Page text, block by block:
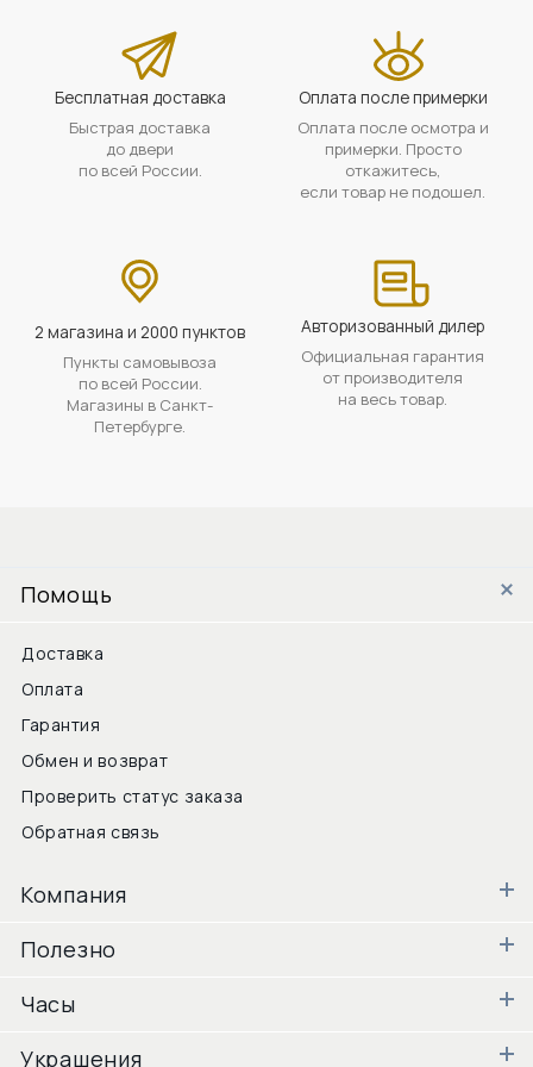
Бесплатная доставка
Быстрая доставка
до двери
по всей России.
Оплата после примерки
Оплата после осмотра и
примерки. Просто
откажитесь,
если товар не подошел.
2 магазина и 2000 пунктов
Пункты самовывоза
по всей России.
Магазины в Санкт-
Петербурге.
Авторизованный дилер
Официальная гарантия
от производителя
на весь товар.
Помощь
Доставка
Оплата
Гарантия
Обмен и возврат
Проверить статус заказа
Обратная связь
Компания
Полезно
Часы
Украшения